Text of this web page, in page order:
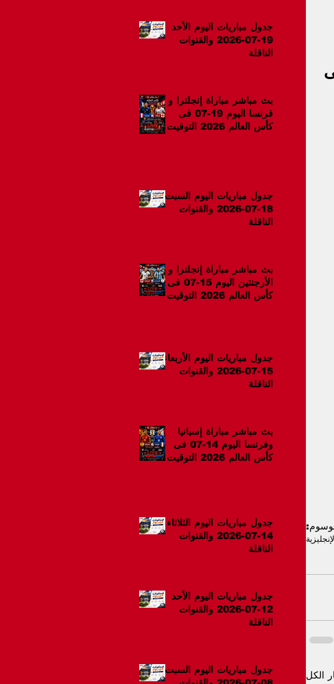
جدول مباريات اليوم الأحد
19-07-2026 والقنوات
الناقلة
بث مباشر مباراة إنجلترا و
فرنسا اليوم 19-07 فى
كأس العالم 2026 التوقيت
جدول مباريات اليوم السبت
18-07-2026 والقنوات
الناقلة
بث مباشر مباراة إنجلترا و
الأرجنتين اليوم 15-07 فى
كأس العالم 2026 التوقيت
جدول مباريات اليوم الأربعاء
15-07-2026 والقنوات
الناقلة
بث مباشر مباراة إسبانيا
وفرنسا اليوم 14-07 فى
كأس العالم 2026 التوقيت
جدول مباريات اليوم الثلاثاء
14-07-2026 والقنوات
الناقلة
جدول مباريات اليوم الأحد
12-07-2026 والقنوات
الناقلة
جدول مباريات اليوم السبت
22-03-2026 فى
الكل